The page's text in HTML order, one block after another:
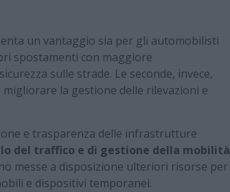
un vantaggio sia per gli automobilisti
spostamenti con maggiore
sulle strade. Le seconde, invece,
la gestione delle rilevazioni e
e trasparenza delle infrastrutture
del traffico e di gestione della mobilità
messe a disposizione ulteriori risorse per
e dispositivi temporanei.